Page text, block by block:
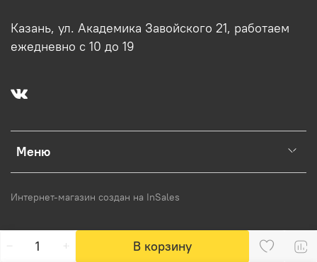
В корзину
Меню
Казань, ул. Академика Завойского 21, работаем
ежедневно с 10 до 19
Интернет-магазин создан на InSales